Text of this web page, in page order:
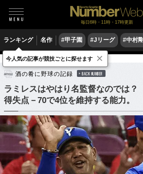
毎日6時・11時・17時更新
ランキング 名作 #甲子園 #Jリーグ #中村
野球 プロ野球
酒の肴に野球の記録 BACK NUMBER
ラミレスはやはり名監督なのでは？
得失点－70で4位を維持する能力。
今人気の記事が競技ごとに探せます ×